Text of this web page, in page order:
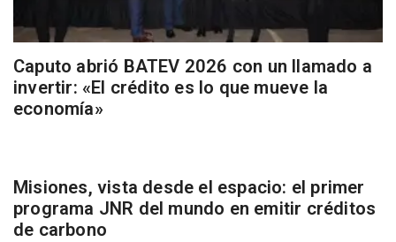
Caputo abrió BATEV 2026 con un llamado a
invertir: «El crédito es lo que mueve la
economía»
Misiones, vista desde el espacio: el primer
programa JNR del mundo en emitir créditos
de carbono